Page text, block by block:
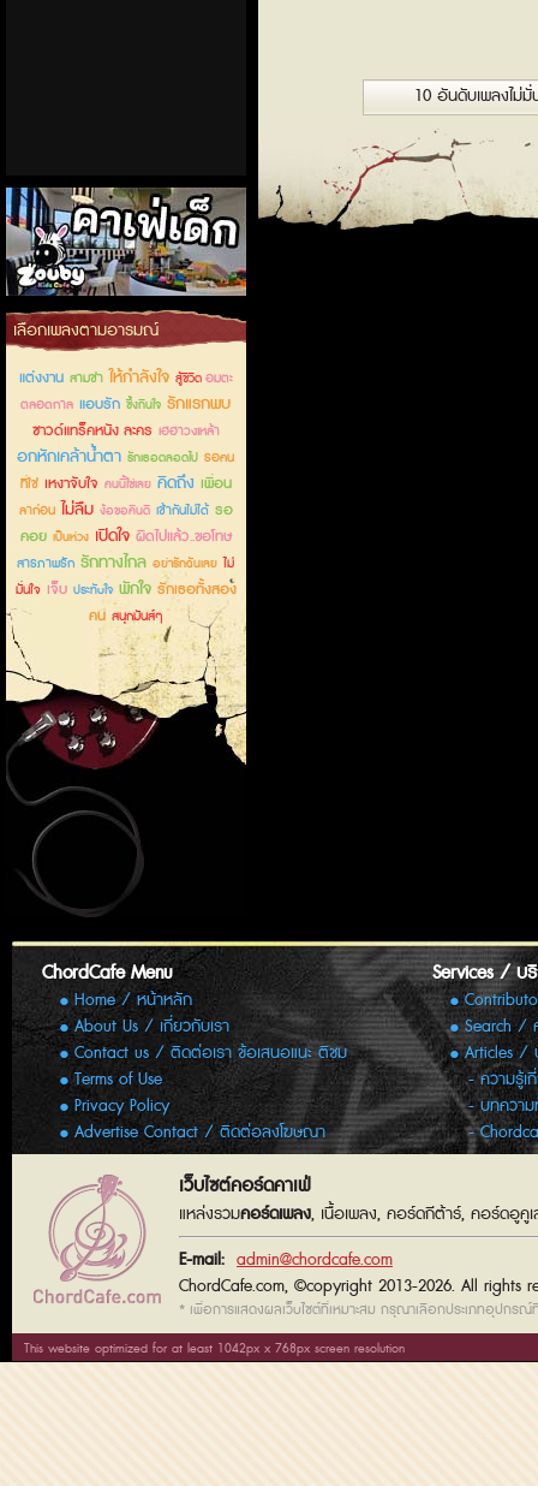
คาเฟ่เด็กลำลูกกา
เลือกเพลงตามอารมณ์
แต่งงาน สามช่า ให้กำลังใจ สู้ชีวิตอมตะ
ตลอดกาล แอบรัก ซึ้งกินใจ รักแรกพบ
ซาวด์แทร็คหนัง ละคร เฮฮาวงเหล้า
อกหักเคล้าน้ำตา รักเธอตลอดไป รอคน
ที่ใช่ เหงาจับใจ คนนี้ใช่เลย คิดถึง เพื่อน
ลาก่อน ไม่ลืม ง้อขอคืนดี เข้ากันไม่ได้ รอ
คอย เป็นห่วง เปิดใจ ผิดไปแล้ว..ขอโทษ
สารภาพรัก รักทางไกล อย่ารักฉันเลย ไม่
มั่นใจ เจ็บ ประทับใจ พักใจ รักเธอทั้งสอง
คน สนุกมันส์ๆ
10 อันดับเพลงไม่มั่
ChordCafe Menu
Home / หน้าหลัก
About Us / เกี่ยวกับเรา
Contact us / ติดต่อเรา ข้อเสนอแนะ ติชม
Terms of Use
Privacy Policy
Advertise Contact / ติดต่อลงโฆษณา
Services / บ
Search /
Articles /
ความรู้
บทความ
เว็บไซต์คอร์ดคาเฟ่
แหล่งรวมคอร์ดเพลง, เนื้อเพลง, คอร์ดกีต้าร์, คอร์ดอูคู
E-mail: admin@chordcafe.com
ChordCafe.com, ©copyright 2013-2026. All rights
* เพื่อการแสดงผลเว็บไซต์ที่เหมาะสม กรุณาเลือกประเภทอุปกรณ์
This website optimized for at least 1042px x 768px screen resolution